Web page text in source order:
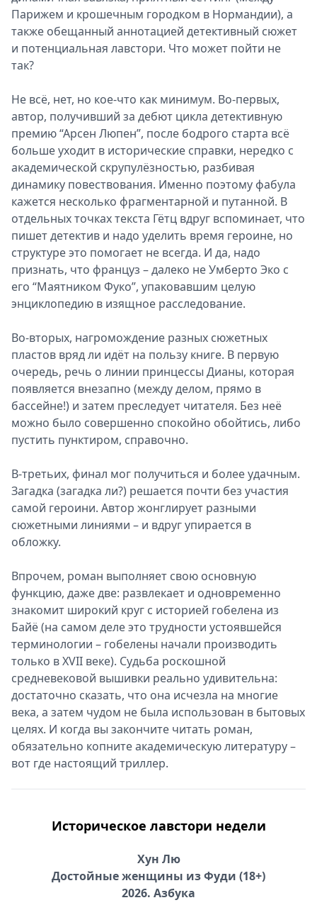
Парижем и крошечным городком в Нормандии), а
также обещанный аннотацией детективный сюжет
и потенциальная лавстори. Что может пойти не
так?
Не всё, нет, но кое-что как минимум. Во-первых,
автор, получивший за дебют цикла детективную
премию “Арсен Люпен”, после бодрого старта всё
больше уходит в исторические справки, нередко с
академической скрупулёзностью, разбивая
динамику повествования. Именно поэтому фабула
кажется несколько фрагментарной и путанной. В
отдельных точках текста Гётц вдруг вспоминает, что
пишет детектив и надо уделить время героине, но
структуре это помогает не всегда. И да, надо
признать, что француз – далеко не Умберто Эко с
его “Маятником Фуко”, упаковавшим целую
энциклопедию в изящное расследование.
Во-вторых, нагромождение разных сюжетных
пластов вряд ли идёт на пользу книге. В первую
очередь, речь о линии принцессы Дианы, которая
появляется внезапно (между делом, прямо в
бассейне!) и затем преследует читателя. Без неё
можно было совершенно спокойно обойтись, либо
пустить пунктиром, справочно.
В-третьих, финал мог получиться и более удачным.
Загадка (загадка ли?) решается почти без участия
самой героини. Автор жонглирует разными
сюжетными линиями – и вдруг упирается в
обложку.
Впрочем, роман выполняет свою основную
функцию, даже две: развлекает и одновременно
знакомит широкий круг с историей гобелена из
Байё (на самом деле это трудности устоявшейся
терминологии – гобелены начали производить
только в XVII веке). Судьба роскошной
средневековой вышивки реально удивительна:
достаточно сказать, что она исчезла на многие
века, а затем чудом не была использован в бытовых
целях. И когда вы закончите читать роман,
обязательно копните академическую литературу –
вот где настоящий триллер.
Историческое лавстори недели
Хун Лю
Достойные женщины из Фуди (18+)
2026. Азбука